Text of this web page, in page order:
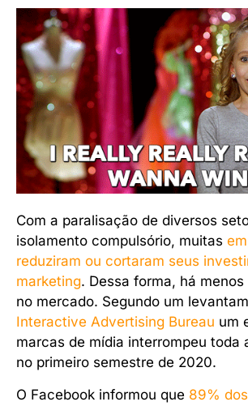
Com a paralisação de diversos
isolamento compulsório, muitas
reduziram ou cortaram seus
marketing. Dessa forma, há
no mercado. Segundo um
Interactive Advertising Bureau um
marcas de mídia interrompeu toda
no primeiro semestre de 2020.
O Facebook informou que 89%